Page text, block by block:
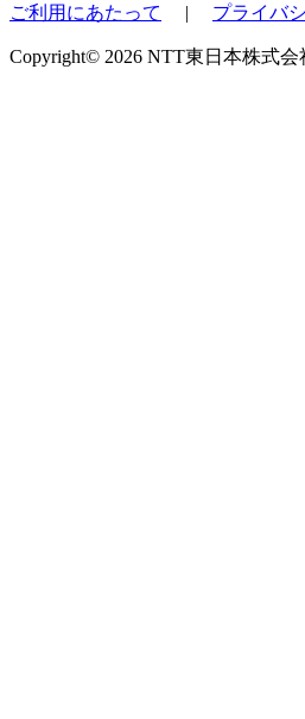
ご利用にあたって | プライバ
Copyright© 2026 NTT東日本株式